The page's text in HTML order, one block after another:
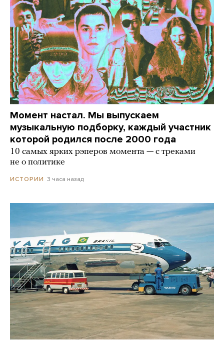
Момент настал. Мы выпускаем
музыкальную подборку, каждый участник
которой родился после 2000 года
10 самых ярких рэперов момента — с треками
не о политике
ИСТОРИИ 3 часа назад